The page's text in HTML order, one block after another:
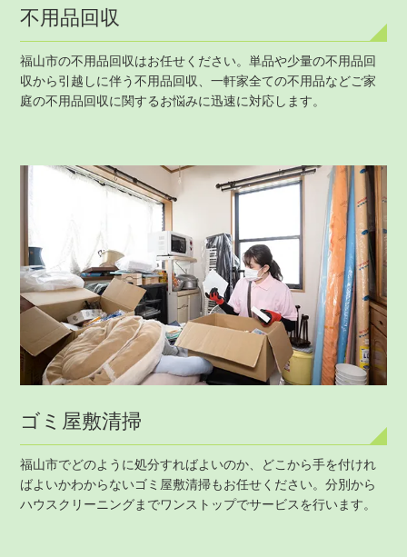
不用品回収
福山市の不用品回収はお任せください。単品や少量の不用品回
収から引越しに伴う不用品回収、一軒家全ての不用品などご家
庭の不用品回収に関するお悩みに迅速に対応します。
ゴミ屋敷清掃
福山市でどのように処分すればよいのか、どこから手を付けれ
ばよいかわからないゴミ屋敷清掃もお任せください。分別から
ハウスクリーニングまでワンストップでサービスを行います。